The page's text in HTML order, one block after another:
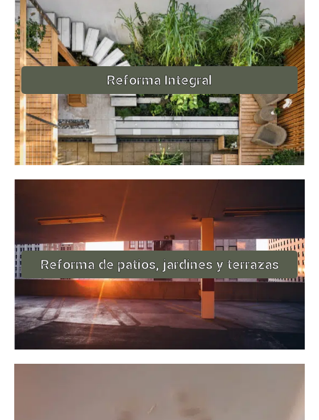
Reforma Integral
Reforma de patios, jardines y terrazas